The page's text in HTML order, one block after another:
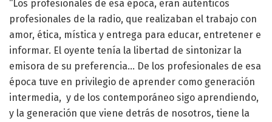
“Los profesionales de esa época, eran auténticos
profesionales de la radio, que realizaban el trabajo con
amor, ética, mística y entrega para educar, entretener e
informar. El oyente tenía la libertad de sintonizar la
emisora de su preferencia… De los profesionales de esa
época tuve en privilegio de aprender como generación
intermedia, y de los contemporáneo sigo aprendiendo,
y la generación que viene detrás de nosotros, tiene la